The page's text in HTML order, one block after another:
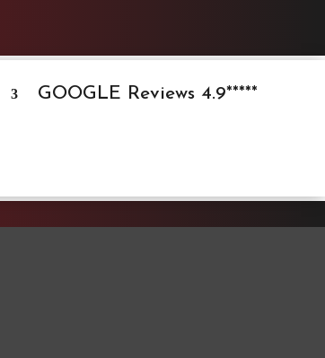
GOOGLE Reviews 4.9*****